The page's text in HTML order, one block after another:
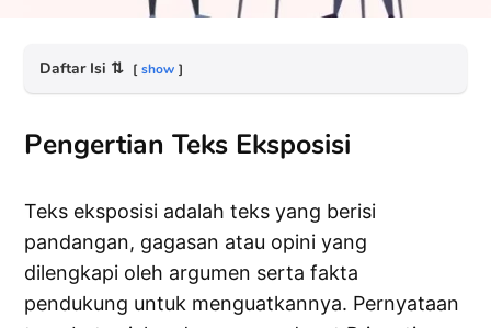
Daftar Isi ⇅ show
Pengertian Teks Eksposisi
Teks eksposisi adalah teks yang berisi
pandangan, gagasan atau opini yang
dilengkapi oleh argumen serta fakta
pendukung untuk menguatkannya. Pernyataan